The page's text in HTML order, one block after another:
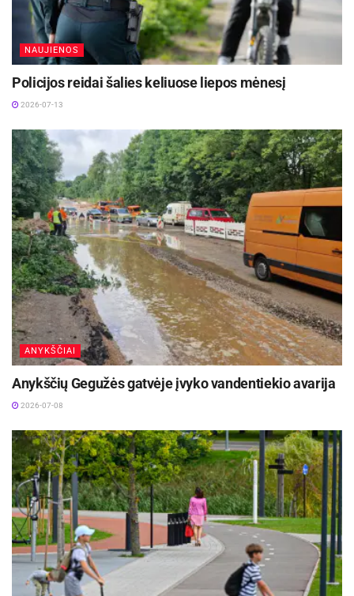
NAUJIENOS
Policijos reidai šalies keliuose liepos mėnesį
2026-07-13
ANYKŠČIAI
Anykščių Gegužės gatvėje įvyko vandentiekio avarija
2026-07-08